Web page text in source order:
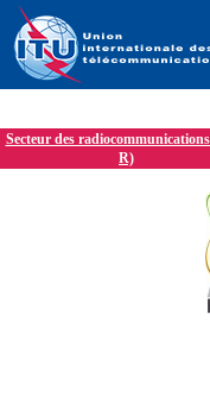
Secteur des
R)